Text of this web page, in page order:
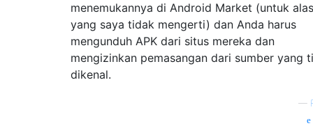
menemukannya di Android Market (untuk
yang saya tidak mengerti) dan Anda harus
mengunduh APK dari situs mereka dan
mengizinkan pemasangan dari sumber yang
dikenal.
—